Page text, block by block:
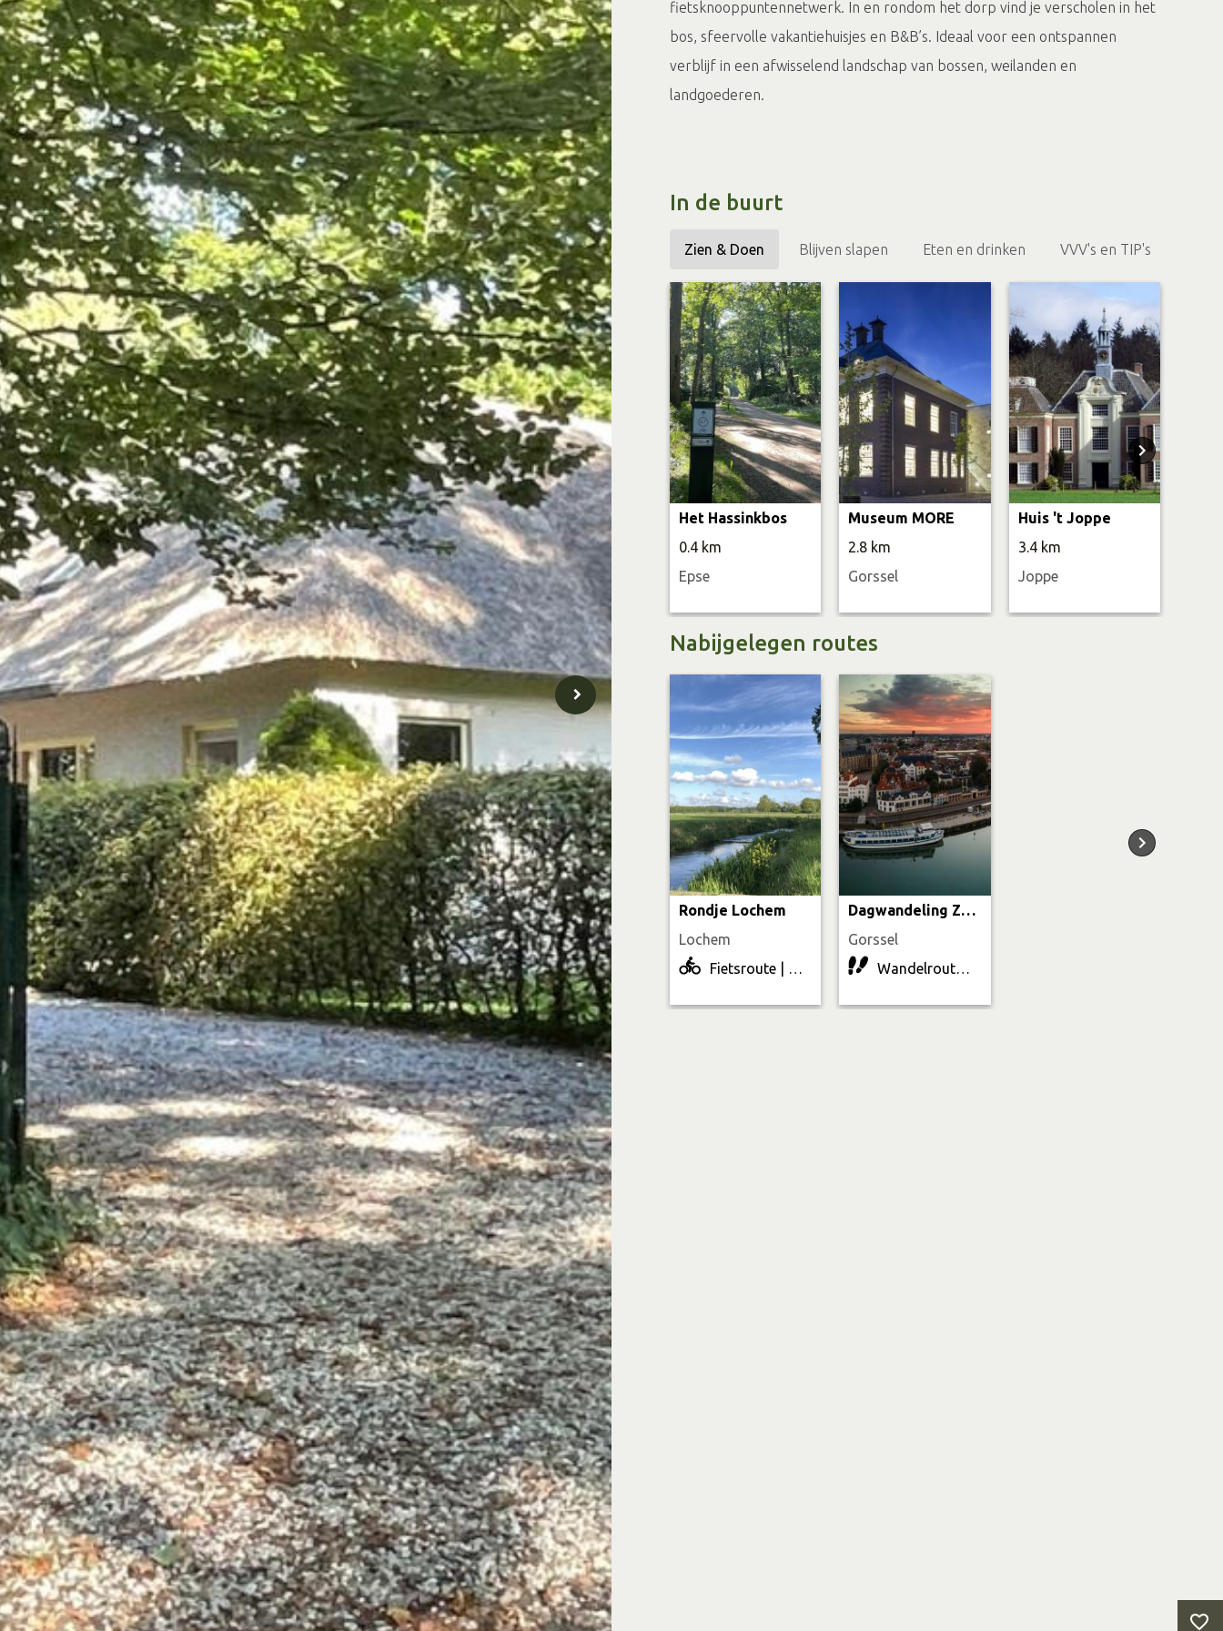
fietsknooppuntennetwerk. In en rondom het dorp vind je verscholen in het
bos, sfeervolle vakantiehuisjes en B&B’s. Ideaal voor een ontspannen
verblijf in een afwisselend landschap van bossen, weilanden en
landgoederen.
In de buurt
Zien & Doen Blijven slapen Eten en drinken VVV's en TIP's
Het Hassinkbos
0.4 km
Epse
Museum MORE
2.8 km
Gorssel
Huis 't Joppe
3.4 km
Joppe
Nabijgelegen routes
Rondje Lochem
Lochem
Fietsroute | 54.0 km
Dagwandeling Zutphen-Deventer
Gorssel
Wandelroute | 24.4 km